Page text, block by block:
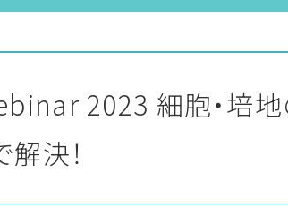
2023 細胞・培
決！